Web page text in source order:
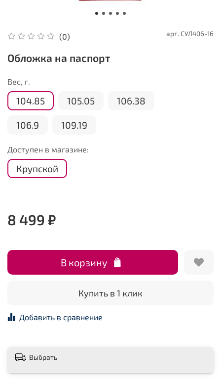
(0) арт. СУЛ406-16
Обложка на паспорт
Вес, г.
104.85 105.05 106.38
106.9 109.19
Доступен в магазине:
Крупской
8 499 ₽
В корзину
Купить в 1 клик
Добавить в сравнение
Выбрать